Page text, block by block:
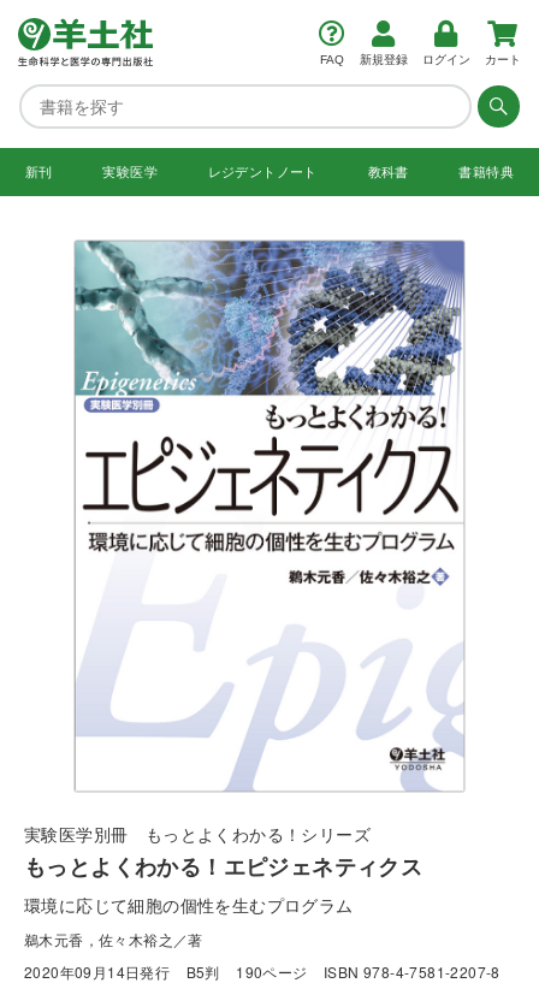
FAQ 新規登録 ログイン カート
新刊 実験医学 レジデント ノート 教科書 書籍特典
実験医学別冊 もっとよくわかる！シリーズ
もっとよくわかる！エピジェネティクス
環境に応じて細胞の個性を生むプログラム
鵜木元香，佐々木裕之／著
2020年09月14日発行
B5判 190ページ ISBN 978-4-7581-2207-8